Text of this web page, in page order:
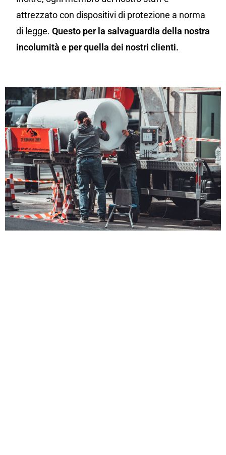
attrezzato con dispositivi di protezione a norma
di legge. Questo per la salvaguardia della nostra
incolumità e per quella dei nostri clienti.